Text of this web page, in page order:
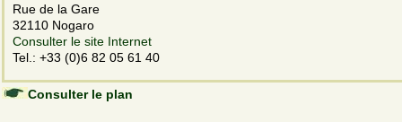
Rue de la Gare
32110 Nogaro
Consulter le site Internet
Tel.: +33 (0)6 82 05 61 40
Consulter le plan